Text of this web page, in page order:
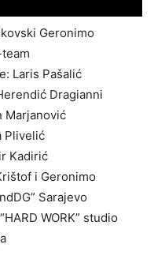
Geronimo
Laris Pašalić
Dragianni
Marjanović
Plivelić
Kadirić
i Geronimo
Sarajevo
WORK” studio